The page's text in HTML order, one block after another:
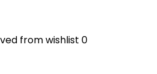
from wishlist 0